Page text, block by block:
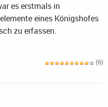
es erstmals in
eines Königshofes
zu erfassen.
(6)